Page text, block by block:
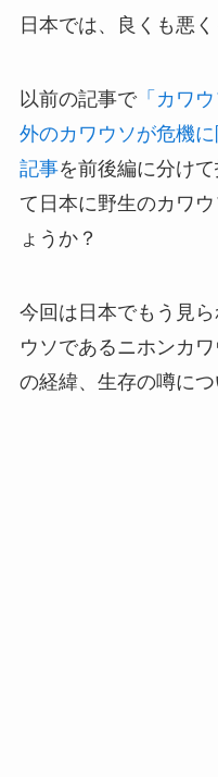
日本では、良くも悪
以前の記事で「カワ
外のカワウソが危機
記事を前後編に分け
て日本に野生のカワ
ょうか？
今回は日本でもう見
ウソであるニホンカ
の経緯、生存の噂につ